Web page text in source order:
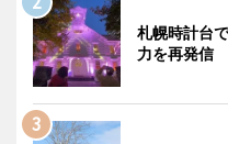
札幌時計台
力を再発信